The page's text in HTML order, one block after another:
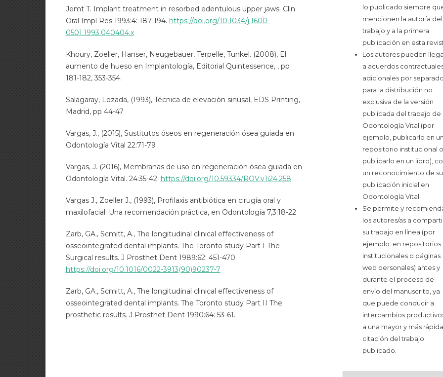
Jemt T. Implant treatment in resorbed edentulous upper jaws. Clin
Oral Impl Res 1993:4: 187-194. https://doi.org/10.1034/j.1600-
0501.1993.040404.x
Khoury, Zoeller, Hanser, Neugebauer, Terpelle, Tunkel. (2008), El
aumento de hueso en Implantología, Editorial Quintessence, , pp
181-182, 353-354.
Salagaray, Lozada, (1993), Técnica de elevación sinusal, EDS Printing,
Madrid, pp 44-47
Vargas, J., (2015), Sustitutos óseos en regeneración ósea guiada en
Odontología Vital 22:71-79
Vargas, J. (2016), Membranas de uso en regeneración ósea guiada en
Odontología Vital. 24:35-42. https://doi.org/10.59334/ROV.v1i24.258
Vargas J., Zoeller J., (1993), Profilaxis antibiótica en cirugía oral y
maxilofacial: Una recomendación práctica, en Odontología 7,3:18-22
Zarb, GA., Scmitt, A., The longitudinal clinical effectiveness of
osseointegrated dental implants. The Toronto study Part I The
Surgical results. J Prosthet Dent 1989:62: 451-470.
https://doi.org/10.1016/0022-3913(90)90237-7
Zarb, GA., Scmitt, A., The longitudinal clinical effectiveness of
osseointegrated dental implants. The Toronto study Part II The
prosthetic results. J Prosthet Dent 1990:64: 53-61.
lo publicado siempre
mencionen la autoría del
trabajo y a la primera
publicación en esta
Los autores pueden
a acuerdos
adicionales por
para la distribución no
exclusiva de la versión
publicada del trabajo de
Odontología Vital (por
ejemplo, publicarlo en
repositorio institucional o
publicarlo en un libro),
un reconocimiento de su
publicación inicial en
Odontología Vital.
Se permite y
los autores/as a
su trabajo en línea (por
ejemplo: en repositorios
institucionales o páginas
web personales) antes y
durante el proceso de
envío del manuscrito, ya
que puede conducir a
intercambios
a una mayor y más rápida
citación del trabajo
publicado.